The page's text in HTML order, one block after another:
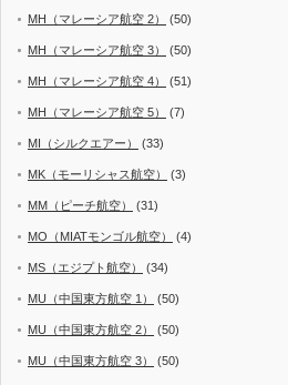
MH（マレーシア航空 2） (50)
MH（マレーシア航空 3） (50)
MH（マレーシア航空 4） (51)
MH（マレーシア航空 5） (7)
MI（シルクエアー） (33)
MK（モーリシャス航空） (3)
MM（ピーチ航空） (31)
MO（MIATモンゴル航空） (4)
MS（エジプト航空） (34)
MU（中国東方航空 1） (50)
MU（中国東方航空 2） (50)
MU（中国東方航空 3） (50)